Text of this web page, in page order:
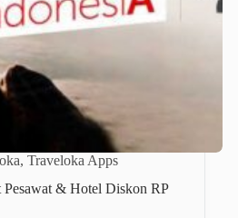
, Traveloka Apps
& Hotel Diskon RP